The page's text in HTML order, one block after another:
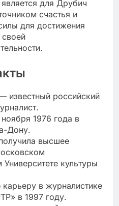
для Друбич
счастья и
для достижения
своей
известный российский
1976 года в
Дону.
высшее
Университете культуры
в журналистике
в 1997 году.